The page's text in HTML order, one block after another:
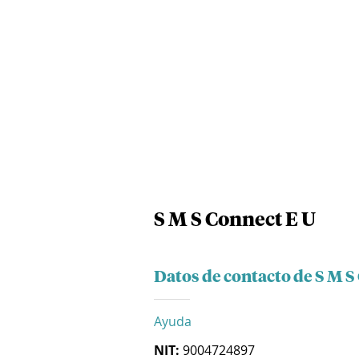
S M S Connect E U
Datos de contacto de S M S
Ayuda
NIT: 9004724897